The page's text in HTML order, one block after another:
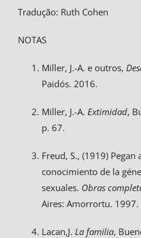
Tradução: Ruth Cohen
NOTAS
Miller, J.-A. e outros,
Paidós. 2016.
Miller, J.-A. Extimidad,
p. 67.
Freud, S., (1919)
conocimiento de la
sexuales. Obras
Aires: Amorrortu. 1997.
Lacan,J. La familia,